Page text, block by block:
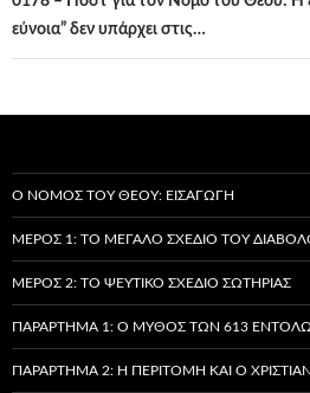
εύνοια” δεν υπάρχει στις…
Ο ΝΌΜΟΣ ΤΟΥ ΘΕΟΎ: ΕΙΣΑΓΩΓΉ
ΜΈΡΟΣ 1: ΤΟ ΜΕΓΆΛΟ ΣΧΈΔΙΟ ΤΟΥ
ΜΈΡΟΣ 2: ΤΟ ΨΕΎΤΙΚΟ ΣΧΈΔΙΟ ΣΩΤΗΡΊΑΣ
ΠΑΡΆΡΤΗΜΑ 1: Ο ΜΎΘΟΣ ΤΩΝ 613
ΠΑΡΆΡΤΗΜΑ 2: Η ΠΕΡΙΤΟΜΉ ΚΑΙ Ο